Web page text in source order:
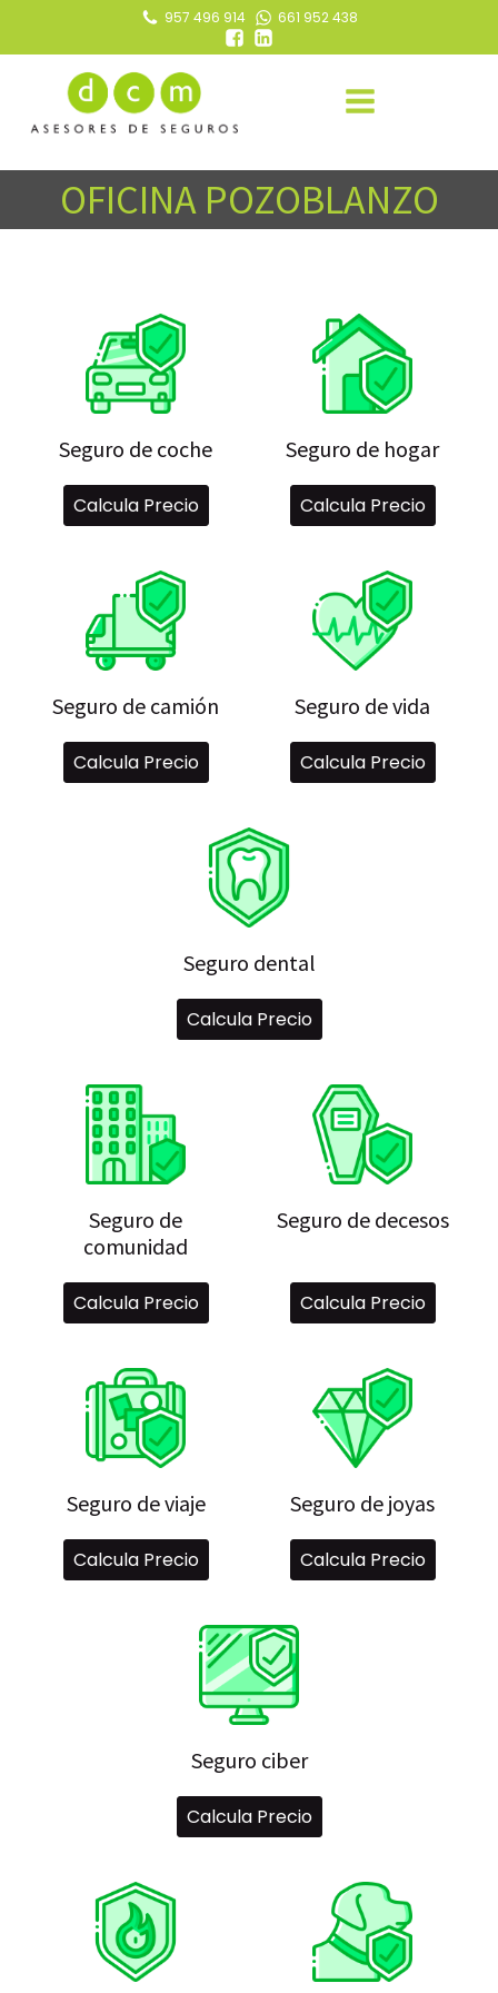
957 496 914 661 952 438
OFICINA POZOBLANZO
Seguro de coche
Calcula Precio
Seguro de hogar
Calcula Precio
Seguro de camión
Calcula Precio
Seguro de vida
Calcula Precio
Seguro dental
Calcula Precio
Seguro de
comunidad
Calcula Precio
Seguro de decesos
Calcula Precio
Seguro de viaje
Calcula Precio
Seguro de joyas
Calcula Precio
Seguro ciber
Calcula Precio